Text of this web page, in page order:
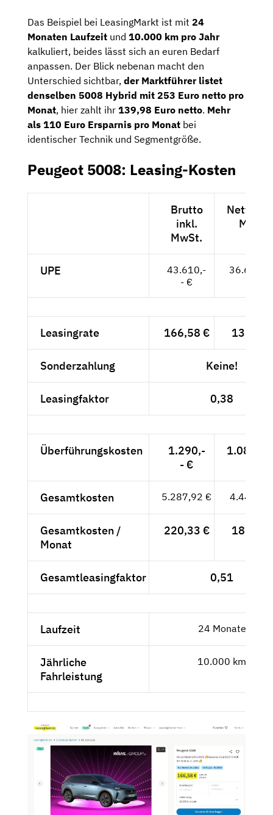
Das Beispiel bei LeasingMarkt ist mit 24
Monaten Laufzeit und 10.000 km pro Jahr
kalkuliert, beides lässt sich an euren Bedarf
anpassen. Der Blick nebenan macht den
Unterschied sichtbar, der Marktführer listet
denselben 5008 Hybrid mit 253 Euro netto pro
Monat, hier zahlt ihr 139,98 Euro netto. Mehr
als 110 Euro Ersparnis pro Monat bei
identischer Technik und Segmentgröße.
Peugeot 5008: Leasing-Kosten
Brutto
inkl.
MwSt.
Netto
MwSt.
UPE
43.610,-
- €
Leasingrate 166,58 € 139,98
Sonderzahlung Keine!
Leasingfaktor 0,38
Überführungskosten
1.290,-
- €
Gesamtkosten 5.287,92 € 4.443,63
Gesamtkosten /
Monat
220,33 € 185,15
Gesamtleasingfaktor 0,51
Laufzeit 24 Monate
Jährliche
Fahrleistung
10.000 km